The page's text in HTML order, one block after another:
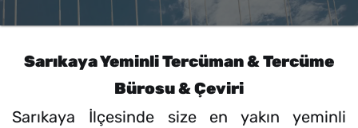
Sarıkaya Yeminli Tercüman & Tercüme
Bürosu & Çeviri
Sarıkaya İlçesinde size en yakın yeminli